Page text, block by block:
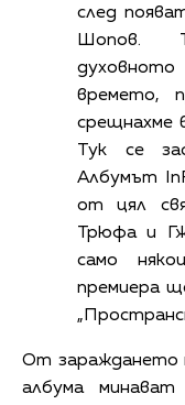
след
Шопов.
времето,
срещнахме
Тук се
Албумът
от цял
Трюфа и
само
премиера
От зараждането
албума